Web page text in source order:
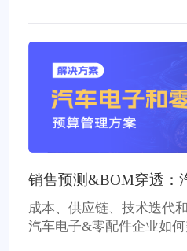
销售预测&BOM穿透：
业预算升级
成本、供应链、技术迭代
汽车电子&零配件企业如